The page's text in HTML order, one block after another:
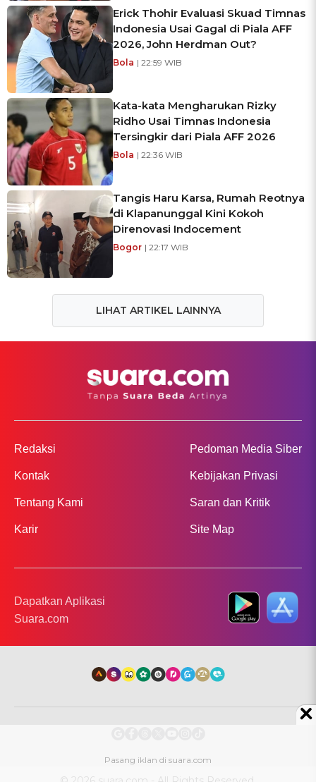
Erick Thohir Evaluasi Skuad Timnas
Indonesia Usai Gagal di Piala AFF
2026, John Herdman Out?
Bola | 22:59 WIB
Kata-kata Mengharukan Rizky
Ridho Usai Timnas Indonesia
Tersingkir dari Piala AFF 2026
Bola | 22:36 WIB
Tangis Haru Karsa, Rumah Reotnya
di Klapanunggal Kini Kokoh
Direnovasi Indocement
Bogor | 22:17 WIB
LIHAT ARTIKEL LAINNYA
Redaksi
Kontak
Tentang Kami
Karir
Pedoman Media Siber
Kebijakan Privasi
Saran dan Kritik
Site Map
Dapatkan Aplikasi
Suara.com